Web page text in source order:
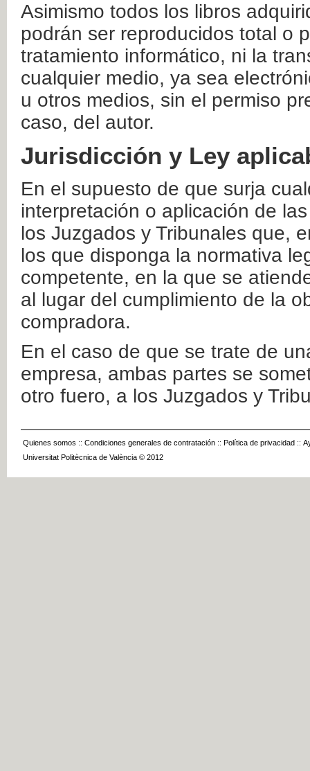
Asimismo todos los libros
podrán ser reproducidos total o
tratamiento informático, ni la
cualquier medio, ya sea
u otros medios, sin el permiso
caso, del autor.
Jurisdicción y Ley
En el supuesto de que surja
interpretación o aplicación de
los Juzgados y Tribunales que,
los que disponga la normativa
competente, en la que se
al lugar del cumplimiento de la
compradora.
En el caso de que se trate de
empresa, ambas partes se
otro fuero, a los Juzgados y
Quienes somos :: Condiciones generales de contratación :: Política de privacidad ::
Universitat Politècnica de València © 2012